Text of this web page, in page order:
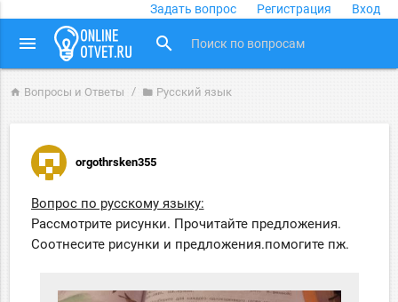
Задать вопрос Регистрация Вход
menu search
home Вопросы и Ответы folder Русский язык
orgothrsken355
Вопрос по русскому языку:
Рассмотрите рисунки. Прочитайте предложения.
Соотнесите рисунки и предложения.помогите пж.